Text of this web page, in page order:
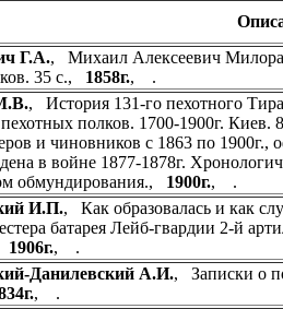
Г.А., Михаил Алексеевич
35 с., 1858г., .
, История 131-го пехотного
полков. 1700-1900г.
и чиновников с 1863 по
в войне 1877-1878г.
обмундирования., 1900г., .
И.П., Как образовалась и как
батарея Лейб-гвардии 2-й
1906г., .
Данилевский А.И., Записки о
, .